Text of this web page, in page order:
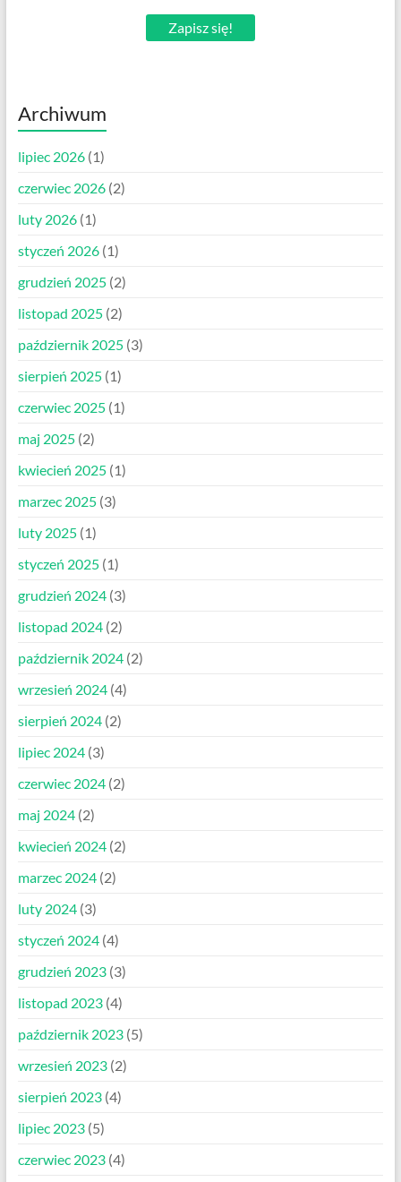
Zapisz się!
Archiwum
lipiec 2026(1)
czerwiec 2026(2)
luty 2026(1)
styczeń 2026(1)
grudzień 2025(2)
listopad 2025(2)
październik 2025(3)
sierpień 2025(1)
czerwiec 2025(1)
maj 2025(2)
kwiecień 2025(1)
marzec 2025(3)
luty 2025(1)
styczeń 2025(1)
grudzień 2024(3)
listopad 2024(2)
październik 2024(2)
wrzesień 2024(4)
sierpień 2024(2)
lipiec 2024(3)
czerwiec 2024(2)
maj 2024(2)
kwiecień 2024(2)
marzec 2024(2)
luty 2024(3)
styczeń 2024(4)
grudzień 2023(3)
listopad 2023(4)
październik 2023(5)
wrzesień 2023(2)
sierpień 2023(4)
lipiec 2023(5)
czerwiec 2023(4)